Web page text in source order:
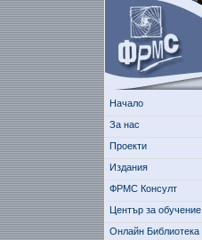
Начало
За нас
Проекти
Издания
ФРМС Консулт
Център за обучение
Онлайн Библиотека